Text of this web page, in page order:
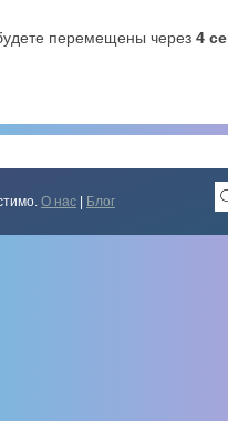
перемещены через 4
О нас Блог